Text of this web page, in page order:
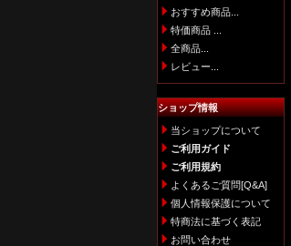
おすすめ商品...
特価商品 ...
全商品...
レビュー...
ショップ情報
当ショップについて
ご利用ガイド
ご利用規約
よくあるご質問[Q&A]
個人情報保護について
特商法に基づく表記
お問い合わせ